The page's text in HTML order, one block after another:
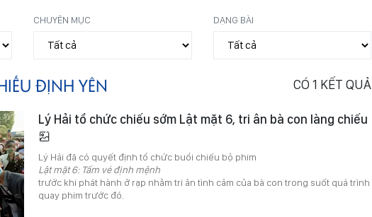
CHUYÊN MỤC DẠNG BÀI
ĐỊNH YÊN CÓ 1 KẾT QUẢ
Lý Hải tổ chức chiếu sớm Lật mặt 6, tri ân bà con làng chiếu
Lý Hải đã có quyết định tổ chức buổi chiếu bộ phim
Lật mặt 6: Tấm vé định mệnh
trước khi phát hành ở rạp nhằm tri ân tình cảm của bà con trong suốt quá trình
quay phim trước đó.